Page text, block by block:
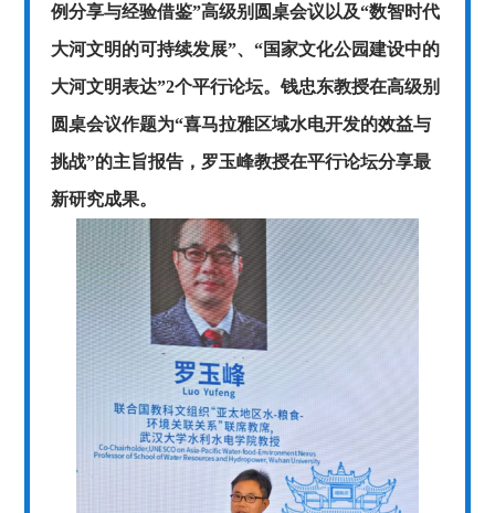
例分享与经验借鉴”高级别圆桌会议以及“数智时代
大河文明的可持续发展”、“国家文化公园建设中的
大河文明表达”2个平行论坛。钱忠东教授在高级别
圆桌会议作题为“喜马拉雅区域水电开发的效益与
挑战”的主旨报告，罗玉峰教授在平行论坛分享最
新研究成果。